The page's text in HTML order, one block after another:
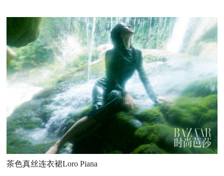
茶色真丝连衣裙Loro Piana